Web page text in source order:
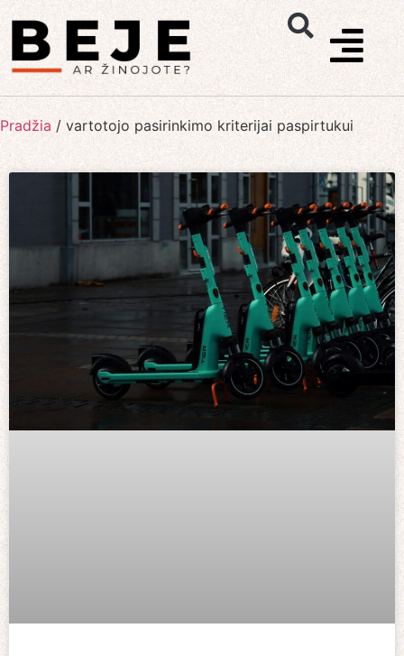
Pradžia / vartotojo pasirinkimo kriterijai paspirtukui